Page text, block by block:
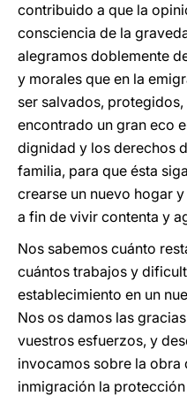
contribuido a que la
consciencia de la
alegramos doblemente
y morales que en la
ser salvados,
encontrado un gran eco
dignidad y los derechos
familia, para que ésta
crearse un nuevo hogar
a fin de vivir contenta y
Nos sabemos cuánto
cuántos trabajos y
establecimiento en un
Nos os damos las
vuestros esfuerzos, y
invocamos sobre la obra
inmigración la